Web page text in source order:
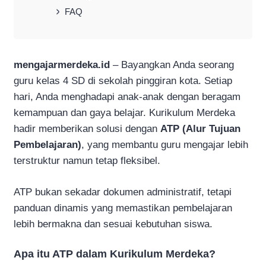
FAQ
mengajarmerdeka.id – Bayangkan Anda seorang
guru kelas 4 SD di sekolah pinggiran kota. Setiap
hari, Anda menghadapi anak-anak dengan beragam
kemampuan dan gaya belajar. Kurikulum Merdeka
hadir memberikan solusi dengan ATP (Alur Tujuan
Pembelajaran), yang membantu guru mengajar lebih
terstruktur namun tetap fleksibel.
ATP bukan sekadar dokumen administratif, tetapi
panduan dinamis yang memastikan pembelajaran
lebih bermakna dan sesuai kebutuhan siswa.
Apa itu ATP dalam Kurikulum Merdeka?